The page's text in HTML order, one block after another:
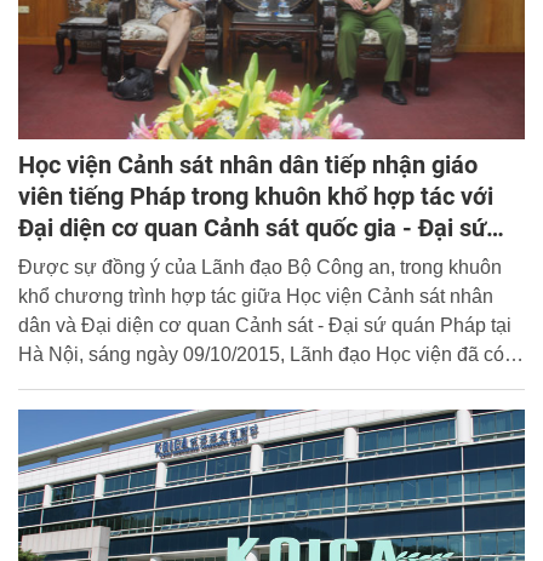
Học viện Cảnh sát nhân dân tiếp nhận giáo
viên tiếng Pháp trong khuôn khổ hợp tác với
Đại diện cơ quan Cảnh sát quốc gia - Đại sứ
quán Pháp tại Hà Nội
Được sự đồng ý của Lãnh đạo Bộ Công an, trong khuôn
khổ chương trình hợp tác giữa Học viện Cảnh sát nhân
dân và Đại diện cơ quan Cảnh sát - Đại sứ quán Pháp tại
Hà Nội, sáng ngày 09/10/2015, Lãnh đạo Học viện đã có
giáo viên đến giảng dạy tiếng Pháp tại Khoa Ngoại ngữ
của Học viện.